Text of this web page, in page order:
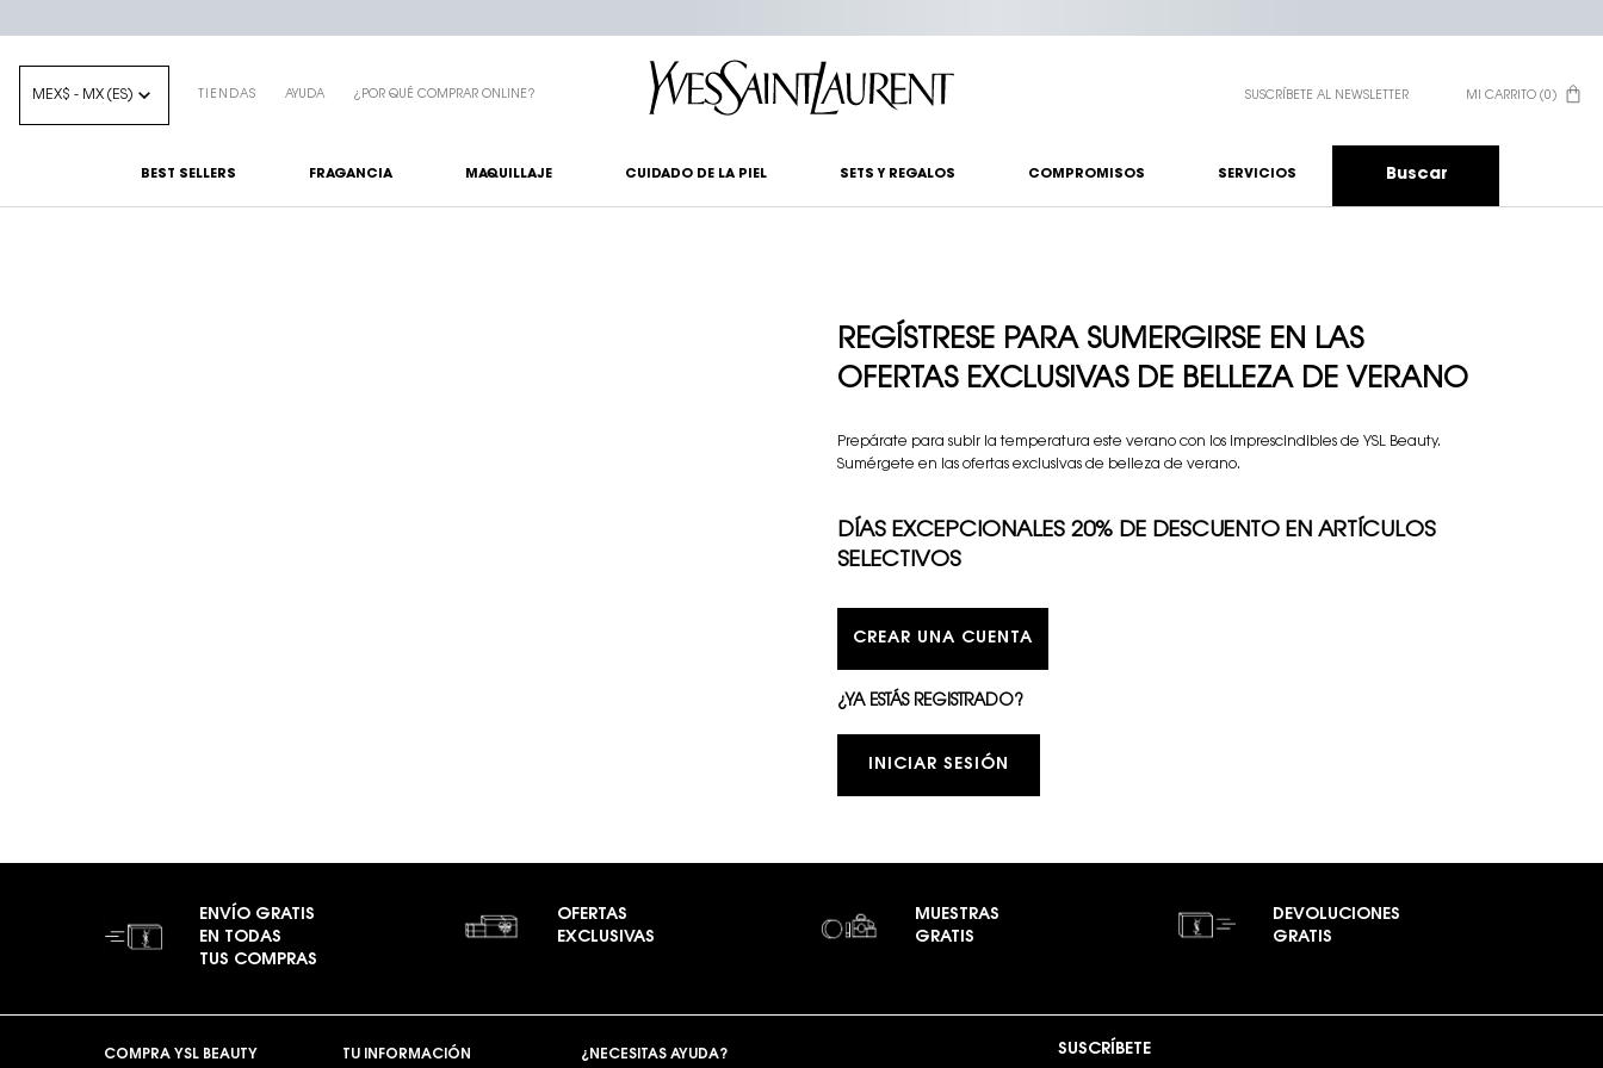
MEX$ - MX (ES) TIENDAS AYUDA ¿POR QUÉ COMPRAR ONLINE? SUSCRÍBETE AL NEWSLETTER MI CARRITO 0
0 PRODUCTO EN EL
BEST SELLERS FRAGANCIA MAQUILLAJE CUIDADO DE LA PIEL SETS Y REGALOS COMPROMISOS SERVICIOS Buscar
REGÍSTRESE PARA SUMERGIRSE EN LAS
OFERTAS EXCLUSIVAS DE BELLEZA DE VERANO
Prepárate para subir la temperatura este verano con los imprescindibles de YSL Beauty.
Sumérgete en las ofertas exclusivas de belleza de verano.
DÍAS EXCEPCIONALES 20% DE DESCUENTO EN ARTÍCULOS
SELECTIVOS
CREAR UNA CUENTA
¿YA ESTÁS REGISTRADO?
INICIAR SESIÓN
ENVÍO GRATIS
EN TODAS
TUS COMPRAS
OFERTAS
EXCLUSIVAS
MUESTRAS
GRATIS
DEVOLUCIONES
GRATIS
COMPRA YSL BEAUTY
TU INFORMACIÓN
¿NECESITAS AYUDA? SUSCRÍBETE